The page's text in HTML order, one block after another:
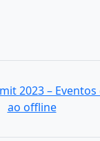
2023 –
ao offline